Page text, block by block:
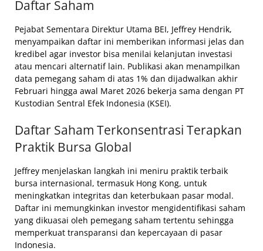
Daftar Saham
Pejabat Sementara Direktur Utama BEI, Jeffrey Hendrik,
menyampaikan daftar ini memberikan informasi jelas dan
kredibel agar investor bisa menilai kelanjutan investasi
atau mencari alternatif lain. Publikasi akan menampilkan
data pemegang saham di atas 1% dan dijadwalkan akhir
Februari hingga awal Maret 2026 bekerja sama dengan PT
Kustodian Sentral Efek Indonesia (KSEI).
Daftar Saham Terkonsentrasi Terapkan
Praktik Bursa Global
Jeffrey menjelaskan langkah ini meniru praktik terbaik
bursa internasional, termasuk Hong Kong, untuk
meningkatkan integritas dan keterbukaan pasar modal.
Daftar ini memungkinkan investor mengidentifikasi saham
yang dikuasai oleh pemegang saham tertentu sehingga
memperkuat transparansi dan kepercayaan di pasar
Indonesia.